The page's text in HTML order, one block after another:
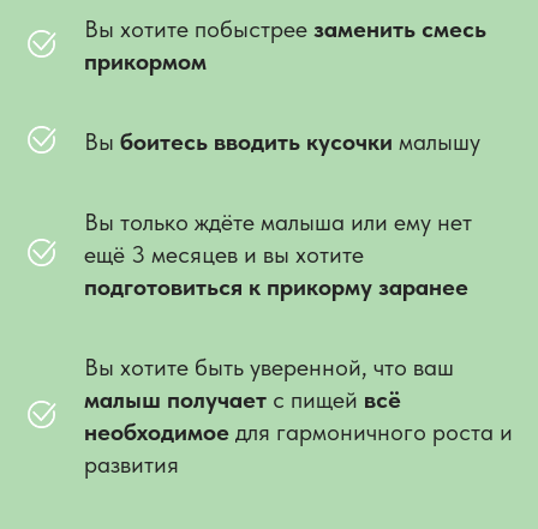
Вы хотите побыстрее заменить смесь
прикормом
Вы боитесь вводить кусочки малышу
Вы только ждёте малыша или ему нет
ещё 3 месяцев и вы хотите
подготовиться к прикорму заранее
Вы хотите быть уверенной, что ваш
малыш получает с пищей всё
необходимое для гармоничного роста и
развития